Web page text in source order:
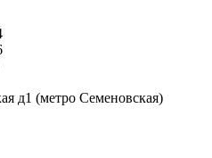
д1 (метро Семеновская)